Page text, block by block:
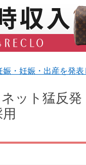
・妊娠・出産を発
ット猛反